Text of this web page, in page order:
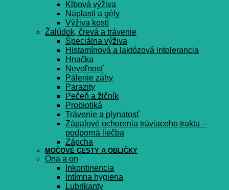
Kĺbová výživa
Náplasti a gély
Výživa kostí
Žalúdok, črevá a trávenie
Špeciálna výživa
Histamínová a laktózová intolerancia
Hnačka
Nevoľnosť
Pálenie záhy
Parazity
Pečeň a žlčník
Probiotiká
Trávenie a plynatosť
Zápalové ochorenia tráviaceho traktu –
podporná liečba
Zápcha
MOČOVÉ CESTY A OBLIČKY
Ona a on
Inkontinencia
Intímna hygiena
Lubrikanty